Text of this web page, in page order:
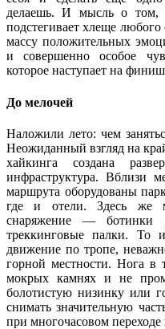
делаешь. И мысль о
подстегивает хлеще
массу положительных
и совершенно особое
которое наступает на
До мелочей
Наложили лето: чем
Неожиданный взгляд на
хайкинга создана
инфраструктура. Вблизи
маршрута оборудованы
где и отели. Здесь же
снаряжение — ботинки
треккинговые палки. То
движение по тропе,
горной местности. Нога в
мокрых камнях и не
болотистую низинку или
снимать значительную
при многочасовом